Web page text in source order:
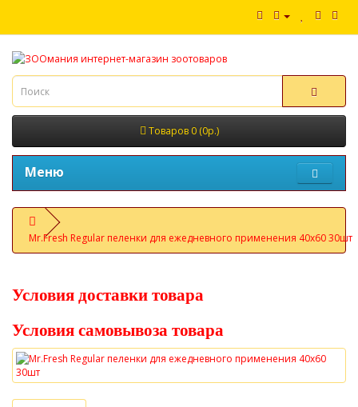
Товаров 0 (0р.)
Меню
Mr.Fresh Regular пеленки для ежедневного применения 40х60 30шт
Условия доставки товара
Условия самовывоза товара